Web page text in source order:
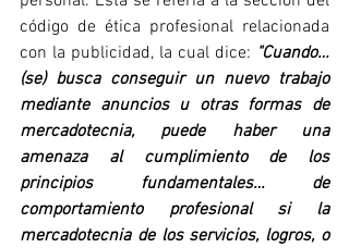
código de ética profesional relacionada
con la publicidad, la cual dice: "Cuando…
(se) busca conseguir un nuevo trabajo
mediante anuncios u otras formas de
mercadotecnia, puede haber una
amenaza al cumplimiento de los
principios fundamentales… de
comportamiento profesional si la
mercadotecnia de los servicios, logros, o